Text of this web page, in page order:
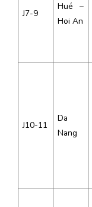
J7-9
Hué –
Hoi An
J10-11
Da
Nang